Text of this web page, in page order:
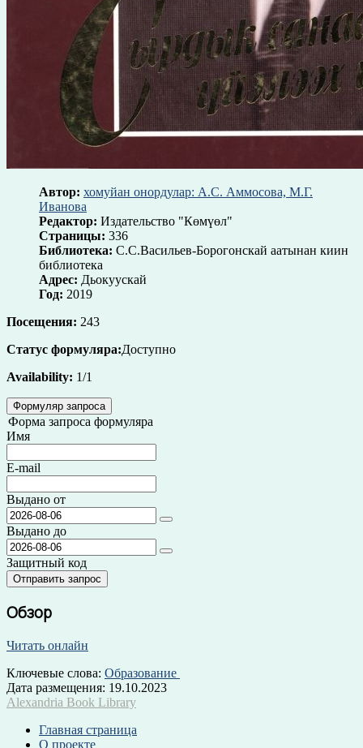
Автор: хомуйан онордулар: А.С. Аммосова, М.Г.
Иванова
Редактор: Издательство "Көмүөл"
Страницы: 336
Библиотека: С.С.Васильев-Борогонскай аатынан киин
библиотека
Адрес: Дьокуускай
Год: 2019
Посещения: 243
Статус формуляра:Доступно
Availability: 1/1
Формуляр запроса
Форма запроса формуляра
Имя
E-mail
Выдано от
Выдано до
Защитный код
Обзор
Читать онлайн
Ключевые слова: Образование
Дата размещения: 19.10.2023
Alexandria Book Library
Главная страница
О проекте